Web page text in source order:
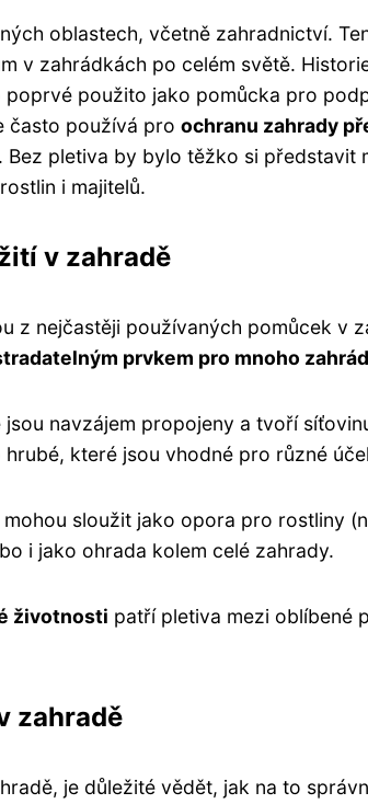
oblastech, včetně zahradnictví.
v zahrádkách po celém světě.
použito jako pomůcka pro
často používá pro ochranu zahrady
. Bez pletiva by bylo těžko si představit
i majitelů.
v zahradě
z nejčastěji používaných pomůcek v
prvkem pro mnoho
navzájem propojeny a tvoří
které jsou vhodné pro různé
mohou sloužit jako opora pro rostliny
i jako ohrada kolem celé zahrady.
životnosti patří pletiva mezi oblíbené
zahradě
je důležité vědět, jak na to